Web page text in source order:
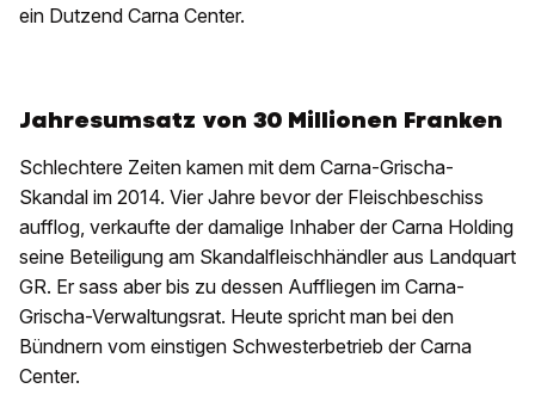
ein Dutzend Carna Center.
Jahresumsatz von 30 Millionen Franken
Schlechtere Zeiten kamen mit dem Carna-Grischa-
Skandal im 2014. Vier Jahre bevor der Fleischbeschiss
aufflog, verkaufte der damalige Inhaber der Carna Holding
seine Beteiligung am Skandalfleischhändler aus Landquart
GR. Er sass aber bis zu dessen Auffliegen im Carna-
Grischa-Verwaltungsrat. Heute spricht man bei den
Bündnern vom einstigen Schwesterbetrieb der Carna
Center.